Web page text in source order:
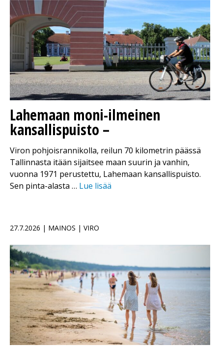
Lahemaan moni-ilmeinen
kansallispuisto –
Viron pohjoisrannikolla, reilun 70 kilometrin päässä
Tallinnasta itään sijaitsee maan suurin ja vanhin,
vuonna 1971 perustettu, Lahemaan kansallispuisto.
Sen pinta-alasta … Lue lisää
27.7.2026 | MAINOS | VIRO